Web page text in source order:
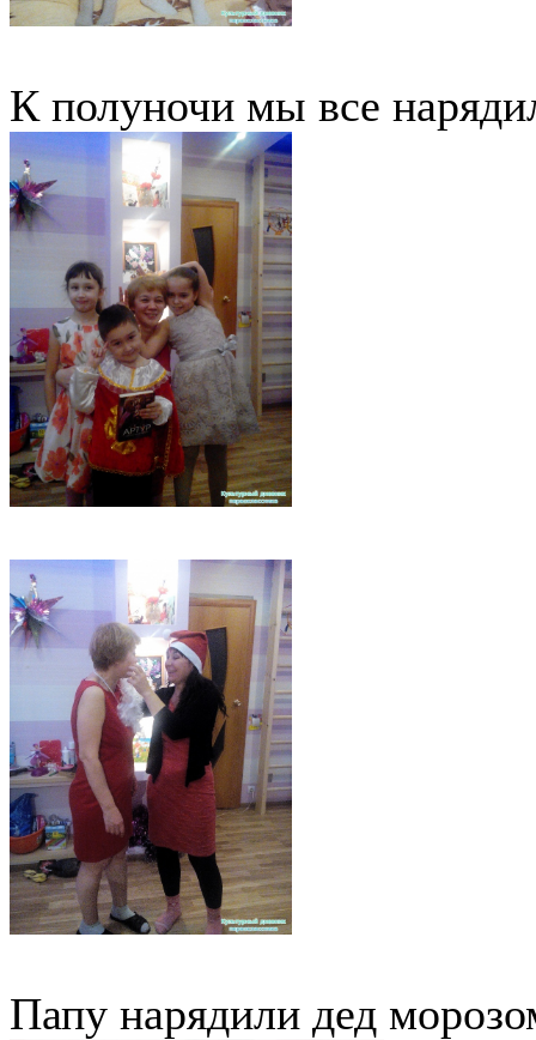
К полуночи мы все
Папу нарядили дед